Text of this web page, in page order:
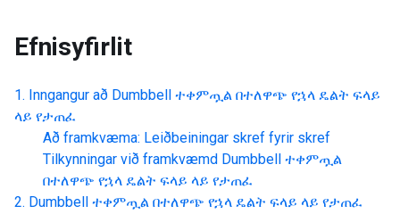
Efnisyfirlit
Inngangur að Dumbbell ተቀምጧል በተለዋጭ የኋላ ዴልት ፍላይ
ላይ የታጠፈ
Að framkvæma: Leiðbeiningar skref fyrir skref
Tilkynningar við framkvæmd Dumbbell ተቀምጧል
በተለዋጭ የኋላ ዴልት ፍላይ ላይ የታጠፈ
Dumbbell ተቀምጧል በተለዋጭ የኋላ ዴልት ፍላይ ላይ የታጠፈ